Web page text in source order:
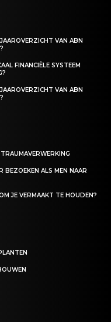
VAN ABN
FINANCIËLE SYSTEEM
VAN ABN
BEZOEKEN ALS MEN NAAR
JE VERMAAKT TE HOUDEN?